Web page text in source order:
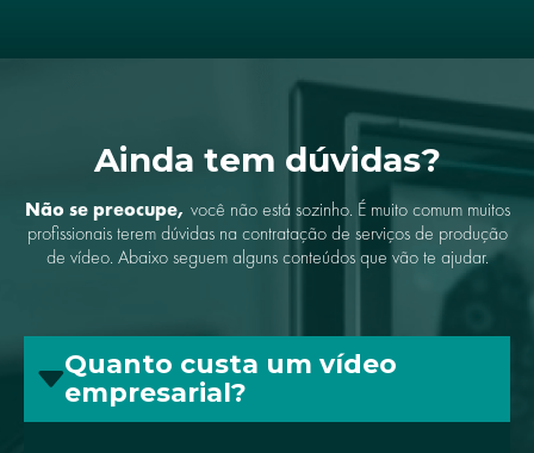
Ainda tem dúvidas?
Não se preocupe, você não está sozinho. É muito comum muitos
profissionais terem dúvidas na contratação de serviços de produção
de vídeo. Abaixo seguem alguns conteúdos que vão te ajudar.
Quanto custa um vídeo
empresarial?